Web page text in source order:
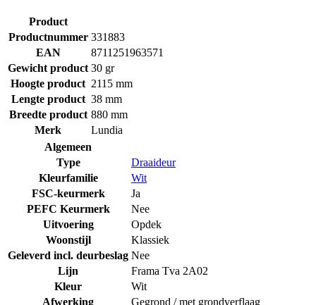
Product
Productnummer 331883
EAN
8711251963571
Gewicht product 30 gr
Hoogte product 2115 mm
Lengte product 38 mm
Breedte product 880 mm
Merk
Lundia
Algemeen
Type
Draaideur
Kleurfamilie
Wit
FSC-keurmerk
Ja
PEFC Keurmerk
Nee
Uitvoering
Opdek
Woonstijl
Klassiek
Geleverd incl. deurbeslag Nee
Lijn
Frama Tva 2A02
Kleur
Wit
Afwerking
Gegrond / met grondverflaag